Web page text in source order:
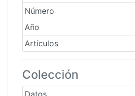
Número
Año
Artículos
Colección
Datos